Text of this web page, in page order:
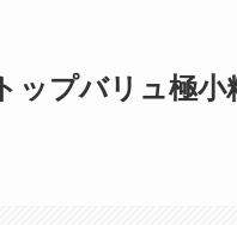
プバリュ極小